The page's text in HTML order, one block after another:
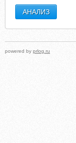
powered by prlog.ru